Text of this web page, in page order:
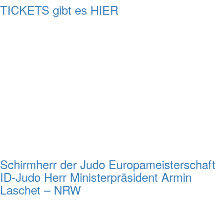
TICKETS gibt es HIER
Schirmherr der Judo Europameisterschaft
ID-Judo Herr Ministerpräsident Armin
Laschet – NRW